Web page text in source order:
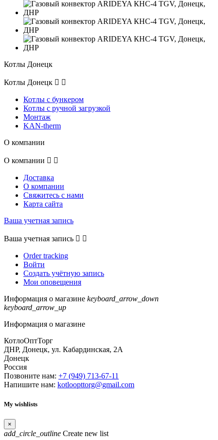
Котлы Донецк
Котлы Донецк  
Котлы с бункером
Котлы с ручной загрузкой
Монтаж
KAN-therm
О компании
О компании  
Доставка
О компании
Свяжитесь с нами
Карта сайта
Ваша учетная запись
Ваша учетная запись  
Order tracking
Войти
Создать учётную запись
Мои оповещения
Информация о магазине keyboard_arrow_down
keyboard_arrow_up
Информация о магазине
КотлоОптТорг
ДНР, Донецк, ул. Кабардинская, 2А
Донецк
Россия
Позвоните нам: +7 (949) 713-67-11
Напишите нам: kotloopttorg@gmail.com
My wishlists
×
add_circle_outline Create new list